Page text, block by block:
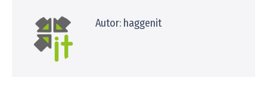
Autor: haggenit